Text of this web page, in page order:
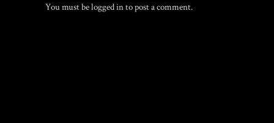
You must belogged into post a comment.